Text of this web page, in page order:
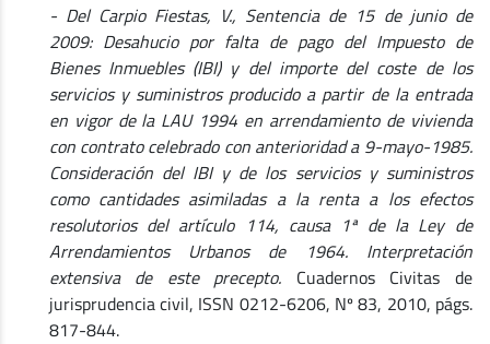
- Del Carpio Fiestas, V., Sentencia de 15 de junio de
2009: Desahucio por falta de pago del Impuesto de
Bienes Inmuebles (IBI) y del importe del coste de los
servicios y suministros producido a partir de la entrada
en vigor de la LAU 1994 en arrendamiento de vivienda
con contrato celebrado con anterioridad a 9-mayo-1985.
Consideración del IBI y de los servicios y suministros
como cantidades asimiladas a la renta a los efectos
resolutorios del artículo 114, causa 1ª de la Ley de
Arrendamientos Urbanos de 1964. Interpretación
extensiva de este precepto. Cuadernos Civitas de
jurisprudencia civil, ISSN 0212-6206, Nº 83, 2010, págs.
817-844.